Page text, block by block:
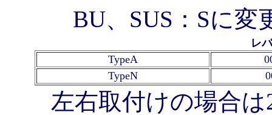
BU、SUS：Sに
レ
TypeA
TypeN
左右取付けの場合